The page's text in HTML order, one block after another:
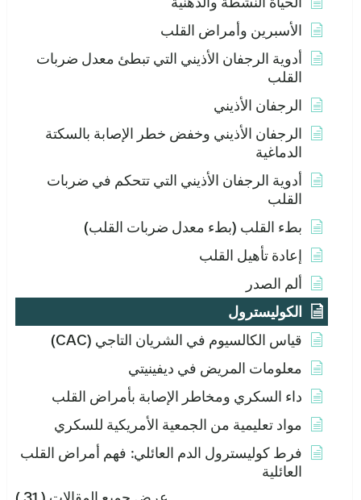
الأسبرين وأمراض القلب
أدوية الرجفان الأذيني التي تبطئ معدل ضربات
القلب
الرجفان الأذيني
الرجفان الأذيني وخفض خطر الإصابة بالسكتة
الدماغية
أدوية الرجفان الأذيني التي تتحكم في ضربات
القلب
بطء القلب (بطء معدل ضربات القلب)
إعادة تأهيل القلب
ألم الصدر
الكوليسترول
قياس الكالسيوم في الشريان التاجي (CAC)
معلومات المريض في ديفينيتي
داء السكري ومخاطر الإصابة بأمراض القلب
مواد تعليمية من الجمعية الأمريكية للسكري
فرط كوليسترول الدم العائلي: فهم أمراض القلب
العائلية